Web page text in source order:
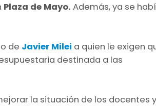
Plaza de Mayo. Además, ya se
de Javier Milei a quien le exigen
destinada a las
la situación de los docentes y